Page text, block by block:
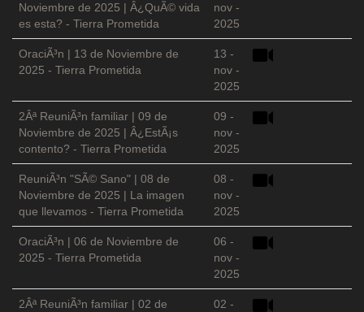
Noviembre de 2025 | Â¿QuÃ© vida
es esta? - Tierra Prometida
nov -
2025
OraciÃ³n | 13 de Noviembre de
2025 - Tierra Prometida
13 -
nov -
2025
2Âª ReuniÃ³n familiar | 09 de
Noviembre de 2025 | Â¿EstÃ¡s
contento? - Tierra Prometida
09 -
nov -
2025
ReuniÃ³n "SÃ© Sano" | 08 de
Noviembre de 2025 | La imagen
que llevamos - Tierra Prometida
08 -
nov -
2025
OraciÃ³n | 06 de Noviembre de
2025 - Tierra Prometida
06 -
nov -
2025
2Âª ReuniÃ³n familiar | 02 de
02 -